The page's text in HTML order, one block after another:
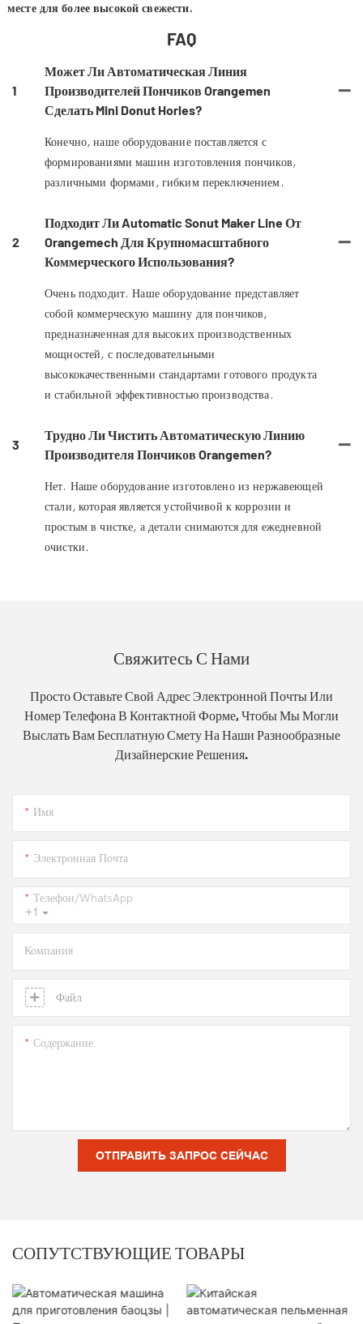
месте для более высокой свежести.
FAQ
1
Может Ли Автоматическая Линия
Производителей Пончиков Orangemen
Сделать Mini Donut Horles?
Конечно, наше оборудование поставляется с
формированиями машин изготовления пончиков,
различными формами, гибким переключением.
2
Подходит Ли Automatic Sonut Maker Line От
Orangemech Для Крупномасштабного
Коммерческого Использования?
Очень подходит. Наше оборудование представляет
собой коммерческую машину для пончиков,
предназначенная для высоких производственных
мощностей, с последовательными
высококачественными стандартами готового продукта
и стабильной эффективностью производства.
3
Трудно Ли Чистить Автоматическую Линию
Производителя Пончиков Orangemen?
Нет. Наше оборудование изготовлено из нержавеющей
стали, которая является устойчивой к коррозии и
простым в чистке, а детали снимаются для ежедневной
очистки.
Свяжитесь С Нами
Просто Оставьте Свой Адрес Электронной Почты Или
Номер Телефона В Контактной Форме, Чтобы Мы Могли
Выслать Вам Бесплатную Смету На Наши Разнообразные
Дизайнерские Решения.
Имя
Электронная Почта
+1
Телефон/WhatsApp
Компания
Файл
Содержание
ОТПРАВИТЬ ЗАПРОС СЕЙЧАС
СОПУТСТВУЮЩИЕ ТОВАРЫ